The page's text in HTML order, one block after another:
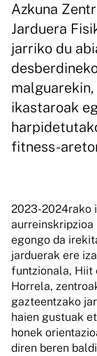
Azkuna
Jarduera
jarriko du
ikastaroak
fitness-
2023-2024rako
egongo da
jarduerak ere
funtzionala, Hiit
Horrela,
gazteentzako
haien gustuak
honek
diren beren